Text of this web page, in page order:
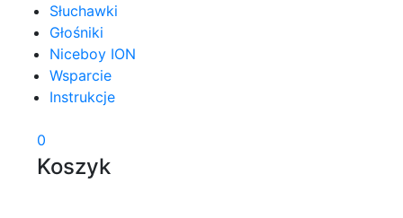
Słuchawki
Głośniki
Niceboy ION
Wsparcie
Instrukcje
0
Koszyk